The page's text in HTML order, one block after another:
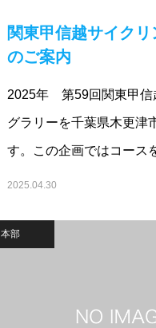
関東甲信越サイク
のご案内
2025年 第59回関東甲信
グラリーを千葉県木更津
す。この企画ではコース
2025.04.30
本部